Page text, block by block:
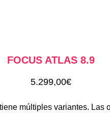
FOCUS ATLAS 8.9
5.299,00€
múltiples variantes.